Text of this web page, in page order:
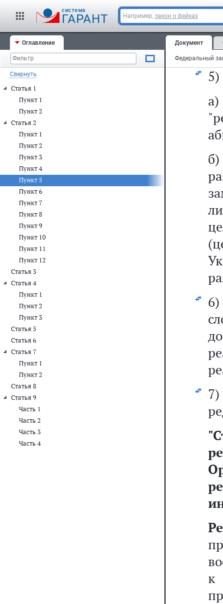
cистема
ГАРАНТ Например, закон о фейках
Оглавление
Свернуть
Статья 1
Пункт 1
Пункт 2
Статья 2
Пункт 1
Пункт 2
Пункт 3
Пункт 4
Пункт 5
Пункт 6
Пункт 7
Пункт 8
Пункт 9
Пункт 10
Пункт 11
Пункт 12
Статья 3
Статья 4
Пункт 1
Пункт 2
Пункт 3
Статья 5
Статья 6
Статья 7
Пункт 1
Пункт 2
Статья 8
Статья 9
Часть 1
Часть 2
Часть 3
Часть 4
Документ
"